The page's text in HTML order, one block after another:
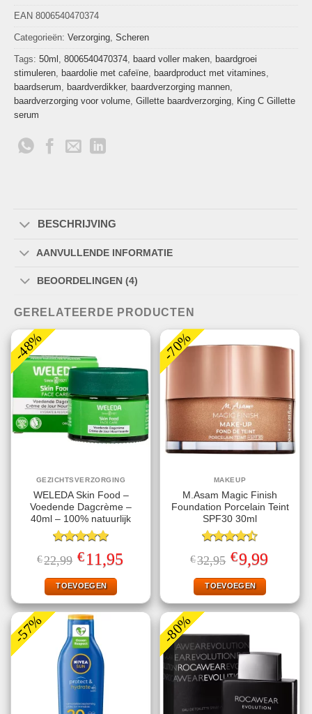
EAN 8006540470374
Categorieën: Verzorging, Scheren
Tags: 50ml , 8006540470374, baard voller maken, baardgroei
stimuleren, baardolie met cafeïne, baardproduct met vitamines,
baardserum, baardverdikker, baardverzorging mannen,
baardverzorging voor volume, Gillette baardverzorging, King C Gillette
serum
BESCHRIJVING
AANVULLENDE INFORMATIE
BEOORDELINGEN (4)
GERELATEERDE PRODUCTEN
-48%
GEZICHTSVERZORGING
WELEDA Skin Food –
Voedende Dagcrème –
40ml – 100% natuurlijk
Gewaardeerd
5.00uit 5
€22,99 Oorspronkelijke
prijs
was:
€22,99.
€11,95prijs
TOEVOEGEN
-70%
MAKEUP
M.Asam Magic Finish
Foundation Porcelain Teint
SPF30 30ml
Gewaardeerd
4.50uit 5
€32,95 Oorspronkelijke
prijs
was:
€32,95.
€9,99Huidige
prijs
TOEVOEGEN
-57% -80%